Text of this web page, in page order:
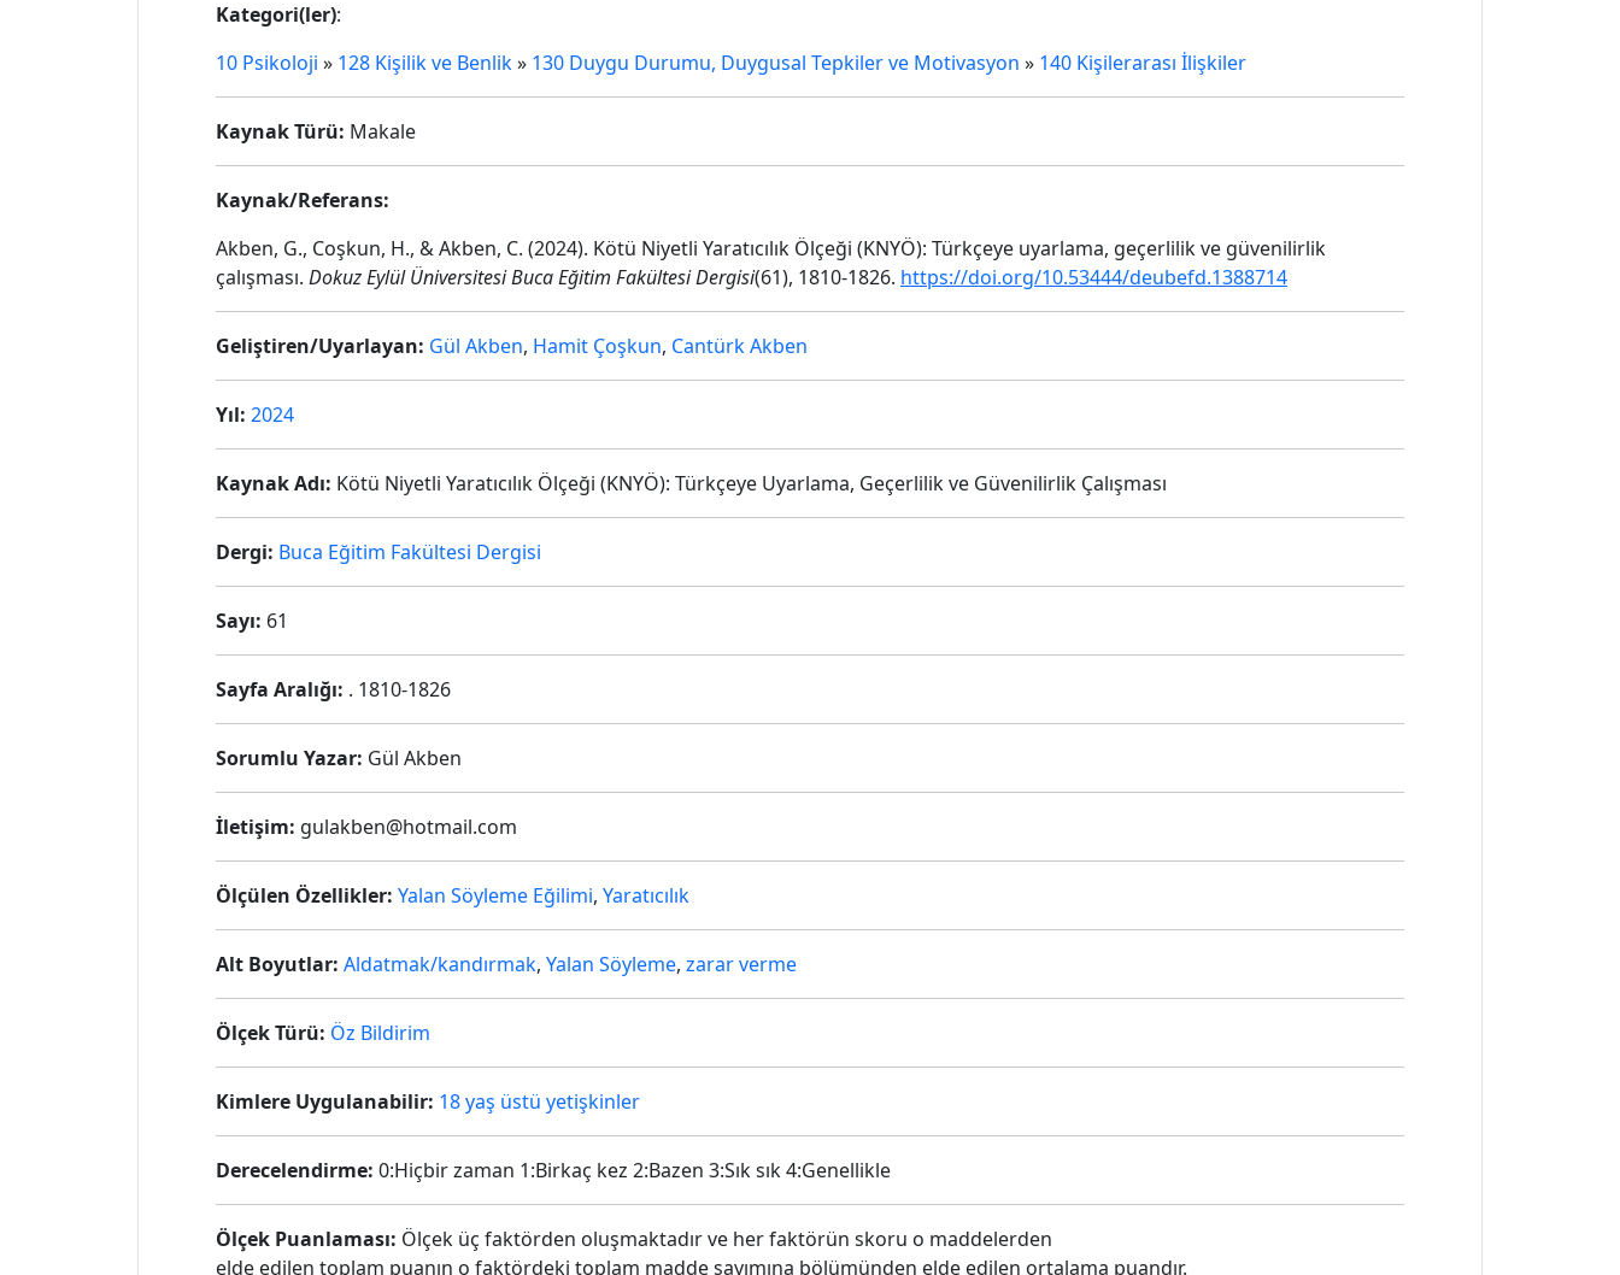
Kategori(ler):
10 Psikoloji » 128 Kişilik ve Benlik» 130 Duygu Durumu, Duygusal Tepkiler ve Motivasyon » 140 Kişilerarası İlişkiler
Kaynak Türü: Makale
Kaynak/Referans:
Akben, G., Coşkun, H., & Akben, C. (2024). Kötü Niyetli Yaratıcılık Ölçeği (KNYÖ): Türkçeye uyarlama, geçerlilik ve güvenilirlik
çalışması. Dokuz Eylül Üniversitesi Buca Eğitim Fakültesi Dergisi(61), 1810-1826. https://doi.org/10.53444/deubefd.1388714
Geliştiren/Uyarlayan: Gül Akben, Hamit Çoşkun, Cantürk Akben
Yıl: 2024
Kaynak Adı: Kötü Niyetli Yaratıcılık Ölçeği (KNYÖ): Türkçeye Uyarlama, Geçerlilik ve Güvenilirlik Çalışması
Dergi: Buca Eğitim Fakültesi Dergisi
Sayı: 61
Sayfa Aralığı: . 1810-1826
Sorumlu Yazar: Gül Akben
İletişim: gulakben@hotmail.com
Ölçülen Özellikler: Yalan Söyleme Eğilimi, Yaratıcılık
Alt Boyutlar: Aldatmak/kandırmak, Yalan Söyleme, zarar verme
Ölçek Türü: Öz Bildirim
Kimlere Uygulanabilir: 18 yaş üstü yetişkinler
Derecelendirme: 0:Hiçbir zaman 1:Birkaç kez 2:Bazen 3:Sık sık 4:Genellikle
Ölçek Puanlaması: Ölçek üç faktörden oluşmaktadır ve her faktörün skoru o maddelerden
elde edilen toplam puanın o faktördeki toplam madde sayımına bölümünden elde edilen ortalama puandır.